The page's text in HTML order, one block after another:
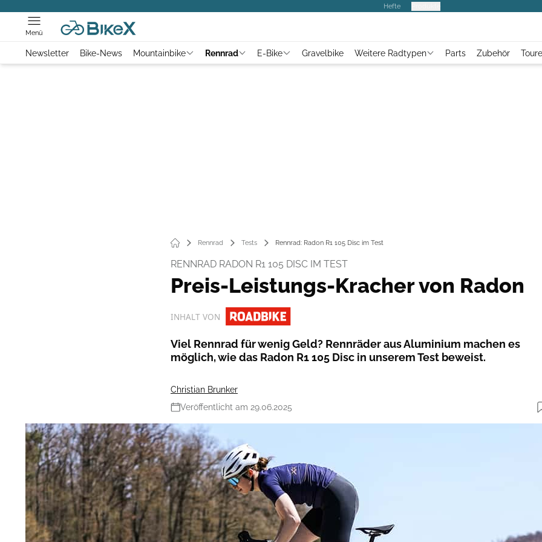
Hefte
Menü
Newsletter Bike-News Mountainbike Rennrad E-Bike Gravelbike Weitere Radtypen Parts Zubehör
Rennrad Tests Rennrad: Radon R1 105 Disc im Test
RENNRAD RADON R1 105 DISC IM TEST
Preis-Leistungs-Kracher von Radon
INHALT VON
Viel Rennrad für wenig Geld? Rennräder aus Aluminium machen es
möglich, wie das Radon R1 105 Disc in unserem Test beweist.
Christian Brunker
Veröffentlicht am 29.06.2025